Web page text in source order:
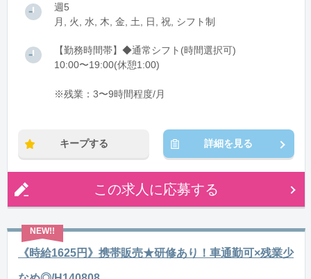
週5
月, 火, 水, 木, 金, 土, 日, 祝, シフト制
【勤務時間帯】◆通常シフト(時間選択可)
10:00〜19:00(休憩1:00)
※残業：3〜9時間程度/月
キープする 詳細を見る
この求人に応募する
《時給1625円》携帯販売★研修あり！車通勤可×残業少